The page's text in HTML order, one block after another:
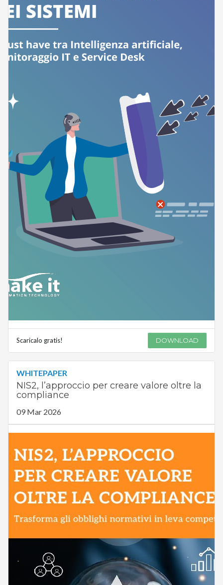
Scaricalo gratis! DOWNLOAD
WHITEPAPER
NIS2, l’approccio per creare valore oltre la
compliance
09 Mar 2026